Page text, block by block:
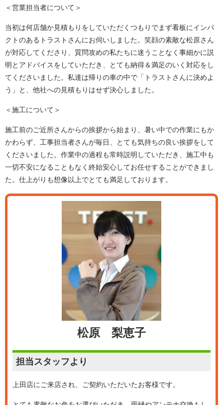
＜営業担当者について＞
当初は何店舗か見積もりをしていただくつもりでまず看板にインパ
クトのあるトラストさんにお伺いしました。笑顔の素敵な松原さん
が対応してくださり、質問攻めの私たちに迷うことなく事細かに説
明とアドバイスをしていただき、とても納得＆満足のいく対応をし
てくださいました。私達は帰りの車の中で「トラストさんに決めよ
う」と、他社への見積もりはせず決心しました。
＜施工について＞
施工前のご近所さんからの挨拶から始まり、暑い中での作業にもか
かわらず、工事担当者さんが毎日、とても気持ちの良い挨拶をして
くださいました。作業中の過程も常時説明していただき、施工中も
一切不安になることもなく終始安心してお任せすることができまし
た。仕上がりも想像以上でとても満足しております。
松原 梨恵子
担当スタッフより
上田店にご来店され、ご契約いただいたお客様です。